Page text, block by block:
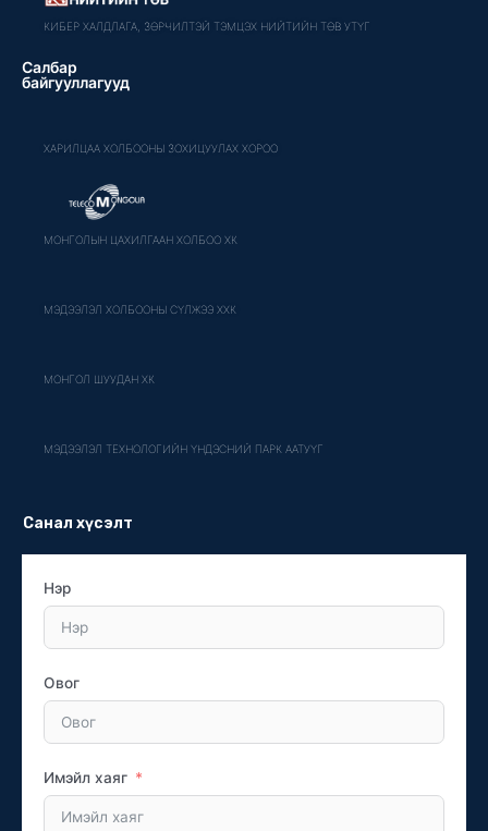
КИБЕР ХАЛДЛАГА, ЗӨРЧИЛТЭЙ ТЭМЦЭХ НИЙТИЙН ТӨВ УТҮГ
Салбар
байгууллагууд
ХАРИЛЦАА ХОЛБООНЫ ЗОХИЦУУЛАХ ХОРОО
МОНГОЛЫН ЦАХИЛГААН ХОЛБОО ХК
МЭДЭЭЛЭЛ ХОЛБООНЫ СҮЛЖЭЭ ХХК
МОНГОЛ ШУУДАН ХК
МЭДЭЭЛЭЛ ТЕХНОЛОГИЙН ҮНДЭСНИЙ ПАРК ААТУҮГ
Санал хүсэлт
Нэр
Овог
Имэйл хаяг